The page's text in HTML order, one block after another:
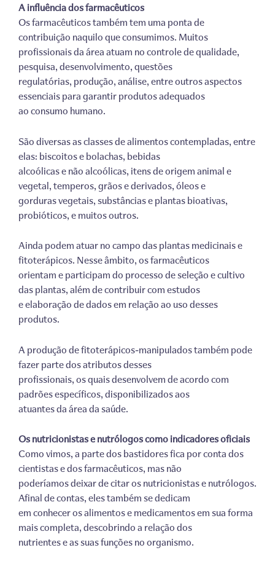
A influência dos farmacêuticos
Os farmacêuticos também tem uma ponta de
contribuição naquilo que consumimos. Muitos
profissionais da área atuam no controle de qualidade,
pesquisa, desenvolvimento, questões
regulatórias, produção, análise, entre outros aspectos
essenciais para garantir produtos adequados
ao consumo humano.
São diversas as classes de alimentos contempladas, entre
elas: biscoitos e bolachas, bebidas
alcoólicas e não alcoólicas, itens de origem animal e
vegetal, temperos, grãos e derivados, óleos e
gorduras vegetais, substâncias e plantas bioativas,
probióticos, e muitos outros.
Ainda podem atuar no campo das plantas medicinais e
fitoterápicos. Nesse âmbito, os farmacêuticos
orientam e participam do processo de seleção e cultivo
das plantas, além de contribuir com estudos
e elaboração de dados em relação ao uso desses
produtos.
A produção de fitoterápicos-manipulados também pode
fazer parte dos atributos desses
profissionais, os quais desenvolvem de acordo com
padrões específicos, disponibilizados aos
atuantes da área da saúde.
Os nutricionistas e nutrólogos como indicadores oficiais
Como vimos, a parte dos bastidores fica por conta dos
cientistas e dos farmacêuticos, mas não
poderíamos deixar de citar os nutricionistas e nutrólogos.
Afinal de contas, eles também se dedicam
em conhecer os alimentos e medicamentos em sua forma
mais completa, descobrindo a relação dos
nutrientes e as suas funções no organismo.